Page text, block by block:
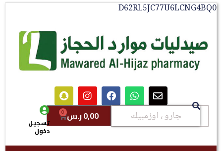
D62RL5JC77U6LCNG4BQ0
0,00ر.س 0
تسجيل
دخول